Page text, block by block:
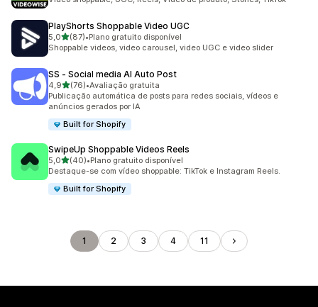
PlayShorts Shoppable Video UGC
5,0de 5 estrelas
(87)
87 avaliações ao todo
•Plano gratuito disponível
Shoppable videos, video carousel, video UGC e video slider
SS ‑ Social media AI Auto Post
4,9de 5 estrelas
(76)
76 avaliações ao todo
•Avaliação gratuita
Publicação automática de posts para redes sociais, vídeos e
anúncios gerados por IA
Built for Shopify
SwipeUp Shoppable Videos Reels
5,0de 5 estrelas
(40)
40 avaliações ao todo
•Plano gratuito disponível
Destaque-se com vídeo shoppable: TikTok e Instagram Reels.
Built for Shopify
1 2 3 4 11